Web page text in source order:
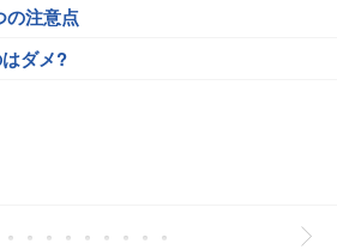
の注意点
ダメ?